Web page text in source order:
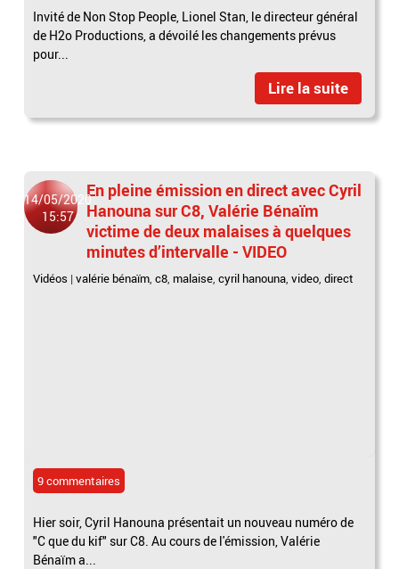
Invité de Non Stop People, Lionel Stan, le directeur général
de H2o Productions, a dévoilé les changements prévus
pour...
Lire la suite
14/05/2020
15:57
En pleine émission en direct avec Cyril
Hanouna sur C8, Valérie Bénaïm
victime de deux malaises à quelques
minutes d’intervalle - VIDEO
Vidéos |valérie bénaïm,c8, malaise,cyril hanouna,video,direct
9 commentaires
Hier soir, Cyril Hanouna présentait un nouveau numéro de
"C que du kif" sur C8. Au cours de l'émission, Valérie
Bénaïm a...